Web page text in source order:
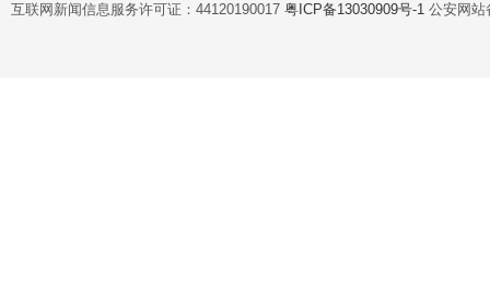
互联网新闻信息服务许可证：44120190017 粤ICP备13030909号-1 公安网站